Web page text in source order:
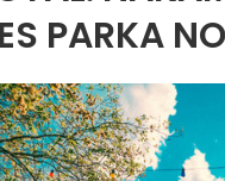
PARKA